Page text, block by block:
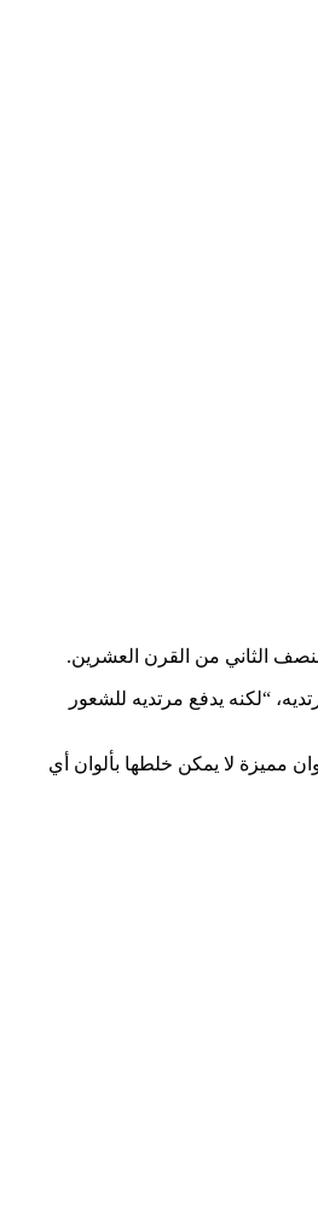
الثاني من القرن العشرين.
بالفخر عندما يرتديه، “لكنه يدفع مرتديه للشعور
مميزة لا يمكن خلطها بألوان أي